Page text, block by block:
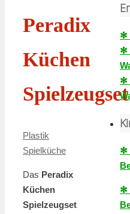
Peradix
Küchen
Spielzeugset
Plastik
Spielküche
Das Peradix
Küchen
Spielzeugset
✻
✻
✻
✻
✻